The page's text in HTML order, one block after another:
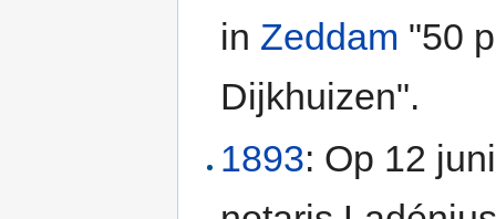
in Zeddam "50
Dijkhuizen".
1893: Op 12